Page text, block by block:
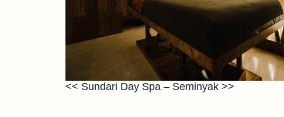
<< Sundari Day Spa – Seminyak >>